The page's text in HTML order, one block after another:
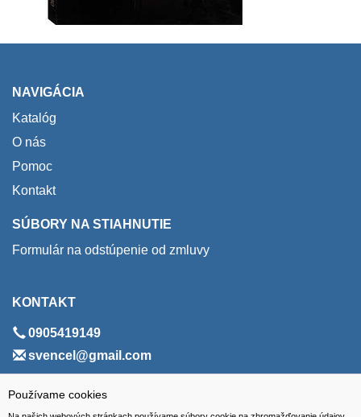
Používame cookies
NAVIGÁCIA
Katalóg
O nás
Pomoc
Kontakt
SÚBORY NA STIAHNUTIE
Formulár na odstúpenie od zmluvy
KONTAKT
0905419149
svencel@gmail.com
ADRESA